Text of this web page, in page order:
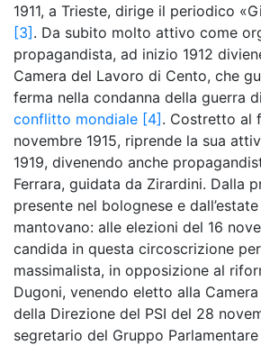
1911, a Trieste, dirige il periodico
[3]. Da subito molto attivo come
propagandista, ad inizio 1912
Camera del Lavoro di Cento, che
ferma nella condanna della guerra
conflitto mondiale [4]. Costretto al
novembre 1915, riprende la sua
1919, divenendo anche
Ferrara, guidata da Zirardini. Dalla
presente nel bolognese e
mantovano: alle elezioni del 16
candida in questa circoscrizione
massimalista, in opposizione al
Dugoni, venendo eletto alla
della Direzione del PSI del 28
segretario del Gruppo